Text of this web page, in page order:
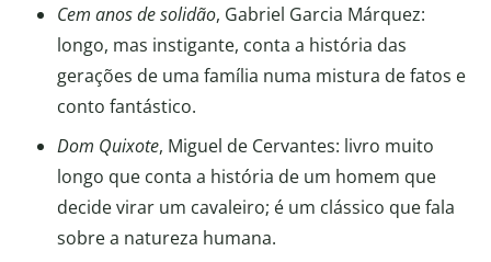
Cem anos de solidão, Gabriel Garcia Márquez:
longo, mas instigante, conta a história das
gerações de uma família numa mistura de fatos e
conto fantástico.
Dom Quixote, Miguel de Cervantes: livro muito
longo que conta a história de um homem que
decide virar um cavaleiro; é um clássico que fala
sobre a natureza humana.